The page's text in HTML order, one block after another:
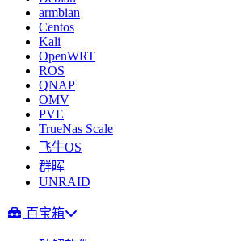
armbian
Centos
Kali
OpenWRT
ROS
QNAP
OMV
PVE
TrueNas Scale
飞牛OS
群晖
UNRAID
百宝箱